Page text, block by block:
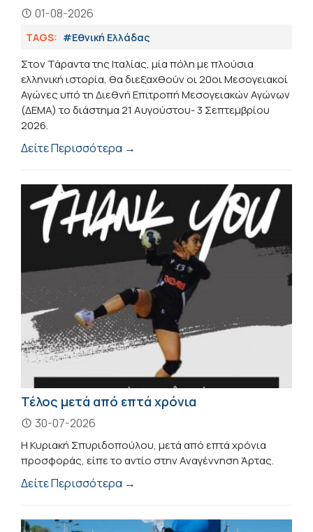
01-08-2026
TAGS: #Εθνική Ελλάδας
Στον Τάραντα της Ιταλίας, μία πόλη με πλούσια
ελληνική ιστορία, θα διεξαχθούν οι 20οι Μεσογειακοί
Αγώνες υπό τη Διεθνή Επιτροπή Μεσογειακών Αγώνων
(ΔΕΜΑ) το διάστημα 21 Αυγούστου- 3 Σεπτεμβρίου
2026.
Δείτε Περισσότερα →
Τέλος μετά από επτά χρόνια
30-07-2026
Η Κυριακή Σπυριδοπούλου, μετά από επτά χρόνια
προσφοράς, είπε το αντίο στην Αναγέννηση Άρτας.
Δείτε Περισσότερα →